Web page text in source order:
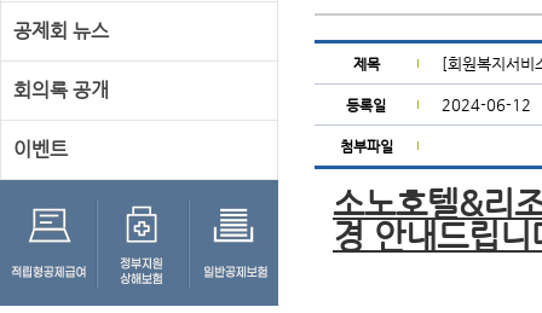
공제회 뉴스
회의록 공개
이벤트
제목 [회원복지서비
등록일 2024-06-12
첨부파일
소노호텔&리
경 안내드립니